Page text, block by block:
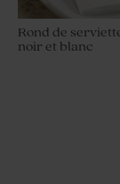
Rond de
noir et blanc